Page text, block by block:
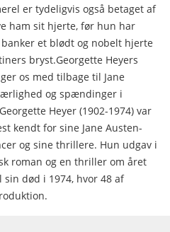
er tydeligvis også betaget af
ham sit hjerte, før hun har
et blødt og nobelt hjerte
bryst.Georgette Heyers
os med tilbage til Jane
og spændinger i
Heyer (1902-1974) var
kendt for sine Jane Austen-
og sine thrillere. Hun udgav i
roman og en thriller om året
død i 1974, hvor 48 af